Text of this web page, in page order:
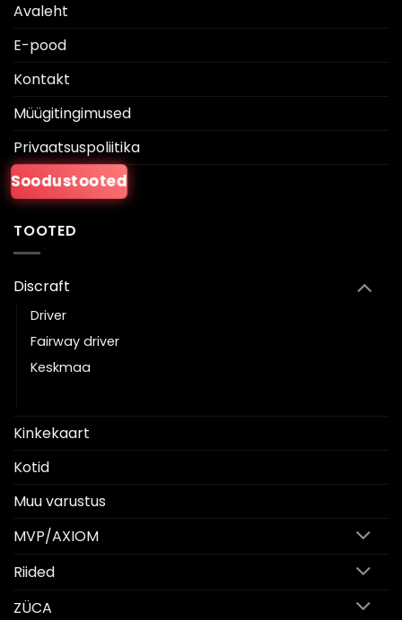
Avaleht
E-pood
Kontakt
Müügitingimused
Privaatsuspoliitika
Soodustooted
TOOTED
Discraft
Driver
Fairway driver
Keskmaa
Kinkekaart
Kotid
Muu varustus
MVP/AXIOM
Riided
ZÜCA